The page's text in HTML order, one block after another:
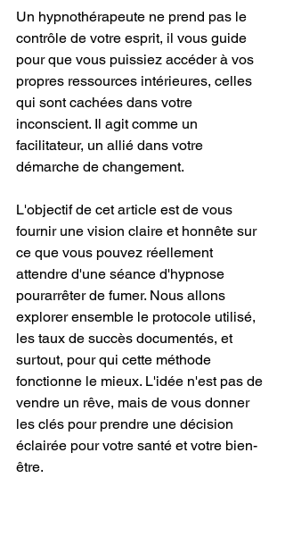
Un hypnothérapeute ne prend pas le
contrôle de votre esprit, il vous guide
pour que vous puissiez accéder à vos
propres ressources intérieures, celles
qui sont cachées dans votre
inconscient. Il agit comme un
facilitateur, un allié dans votre
démarche de changement.
L'objectif de cet article est de vous
fournir une vision claire et honnête sur
ce que vous pouvez réellement
attendre d'une séance d'hypnose
pourarrêter de fumer. Nous allons
explorer ensemble le protocole utilisé,
les taux de succès documentés, et
surtout, pour qui cette méthode
fonctionne le mieux. L'idée n'est pas de
vendre un rêve, mais de vous donner
les clés pour prendre une décision
éclairée pour votre santé et votre bien-
être.